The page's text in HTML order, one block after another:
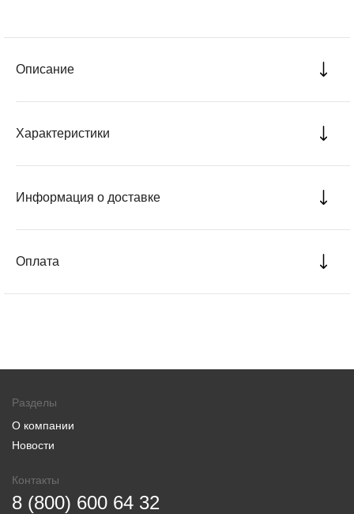
Описание
Характеристики
Информация о доставке
Оплата
Разделы
О компании
Новости
Контакты
8 (800) 600 64 32